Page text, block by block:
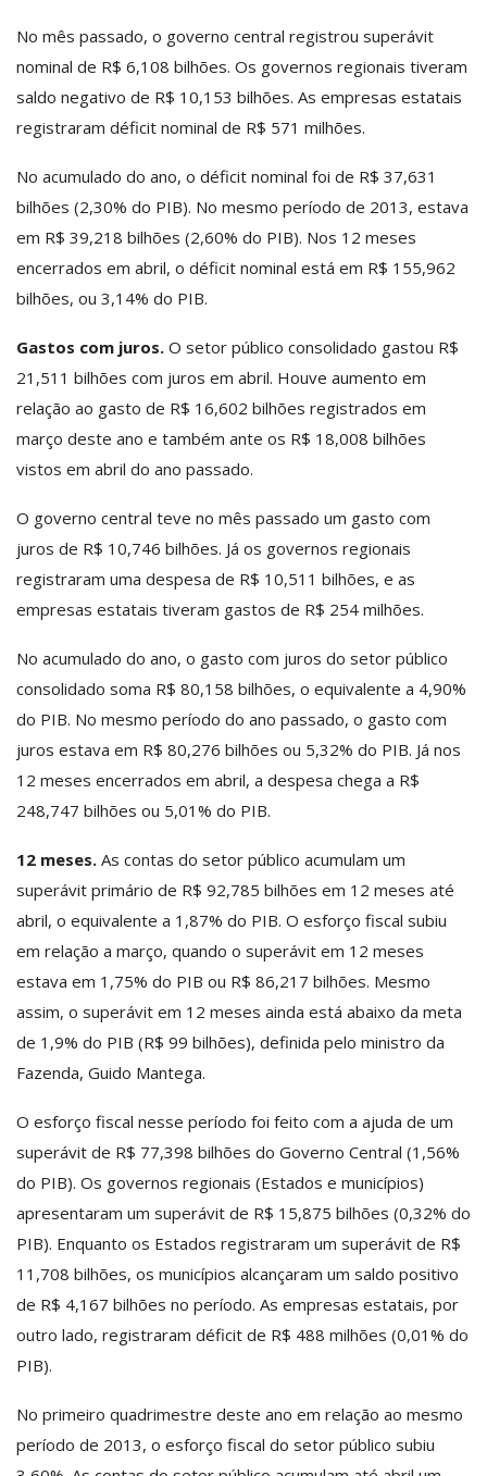
No mês passado, o governo central registrou superávit
nominal de R$ 6,108 bilhões. Os governos regionais tiveram
saldo negativo de R$ 10,153 bilhões. As empresas estatais
registraram déficit nominal de R$ 571 milhões.
No acumulado do ano, o déficit nominal foi de R$ 37,631
bilhões (2,30% do PIB). No mesmo período de 2013, estava
em R$ 39,218 bilhões (2,60% do PIB). Nos 12 meses
encerrados em abril, o déficit nominal está em R$ 155,962
bilhões, ou 3,14% do PIB.
Gastos com juros. O setor público consolidado gastou R$
21,511 bilhões com juros em abril. Houve aumento em
relação ao gasto de R$ 16,602 bilhões registrados em
março deste ano e também ante os R$ 18,008 bilhões
vistos em abril do ano passado.
O governo central teve no mês passado um gasto com
juros de R$ 10,746 bilhões. Já os governos regionais
registraram uma despesa de R$ 10,511 bilhões, e as
empresas estatais tiveram gastos de R$ 254 milhões.
No acumulado do ano, o gasto com juros do setor público
consolidado soma R$ 80,158 bilhões, o equivalente a 4,90%
do PIB. No mesmo período do ano passado, o gasto com
juros estava em R$ 80,276 bilhões ou 5,32% do PIB. Já nos
12 meses encerrados em abril, a despesa chega a R$
248,747 bilhões ou 5,01% do PIB.
12 meses. As contas do setor público acumulam um
superávit primário de R$ 92,785 bilhões em 12 meses até
abril, o equivalente a 1,87% do PIB. O esforço fiscal subiu
em relação a março, quando o superávit em 12 meses
estava em 1,75% do PIB ou R$ 86,217 bilhões. Mesmo
assim, o superávit em 12 meses ainda está abaixo da meta
de 1,9% do PIB (R$ 99 bilhões), definida pelo ministro da
Fazenda, Guido Mantega.
O esforço fiscal nesse período foi feito com a ajuda de um
superávit de R$ 77,398 bilhões do Governo Central (1,56%
do PIB). Os governos regionais (Estados e municípios)
apresentaram um superávit de R$ 15,875 bilhões (0,32% do
PIB). Enquanto os Estados registraram um superávit de R$
11,708 bilhões, os municípios alcançaram um saldo positivo
de R$ 4,167 bilhões no período. As empresas estatais, por
outro lado, registraram déficit de R$ 488 milhões (0,01% do
PIB).
No primeiro quadrimestre deste ano em relação ao mesmo
período de 2013, o esforço fiscal do setor público subiu